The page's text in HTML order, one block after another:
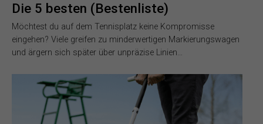
Die 5 besten (Bestenliste)
Möchtest du auf dem Tennisplatz keine Kompromisse
eingehen? Viele greifen zu minderwertigen Markierungswagen
und ärgern sich später über unpräzise Linien…